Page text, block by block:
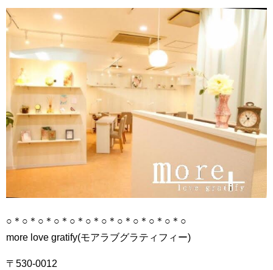
○＊○＊○＊○＊○＊○＊○＊○＊○＊○＊○＊○
more love gratify(モアラブグラティフィー)
〒530-0012